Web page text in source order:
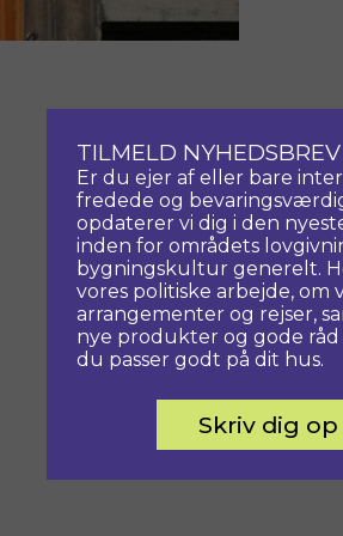
TILMELD NYHEDSBREV
Er du ejer af eller bare
fredede og
opdaterer vi dig i den
inden for områdets
bygningskultur generelt.
vores politiske arbejde, om
arrangementer og rejser,
nye produkter og gode råd
du passer godt på dit hus.
Skriv dig op